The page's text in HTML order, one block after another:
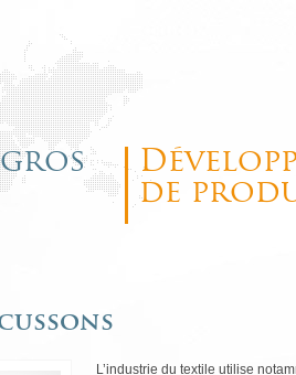
de
L’industrie du textile utilise